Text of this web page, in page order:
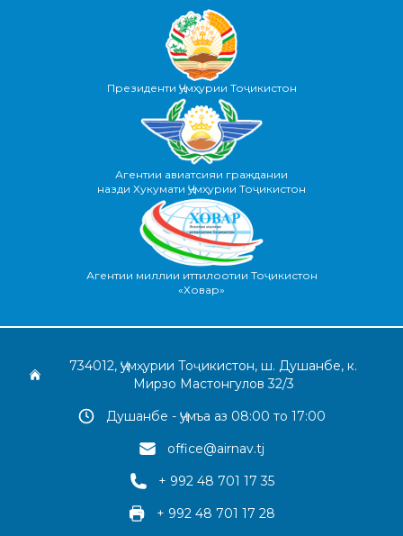
Президенти Ҷумҳурии Тоҷикистон
Агентии авиатсияи граждании
назди Хукумати Ҷумҳурии Тоҷикистон
Агентии миллии иттилоотии Тоҷикистон
«Ховар»
734012, Ҷумҳурии Тоҷикистон, ш. Душанбе, к.
Мирзо Мастонгулов 32/3
Душанбе - Ҷумъа аз 08:00 то 17:00
office@airnav.tj
+ 992 48 701 17 35
+ 992 48 701 17 28